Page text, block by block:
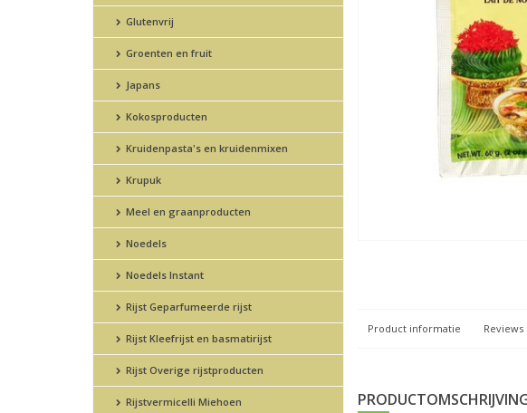
Glutenvrij
Groenten en fruit
Japans
Kokosproducten
Kruidenpasta's en kruidenmixen
Krupuk
Meel en graanproducten
Noedels
Noedels Instant
Rijst Geparfumeerde rijst
Rijst Kleefrijst en basmatirijst
Rijst Overige rijstproducten
Rijstvermicelli Miehoen
Product informatie Reviews